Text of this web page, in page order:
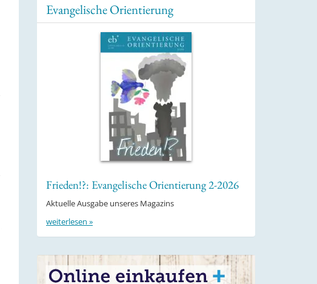
Evangelische Orientierung
Frieden!?: Evangelische Orientierung 2-2026
Aktuelle Ausgabe unseres Magazins
weiterlesen »